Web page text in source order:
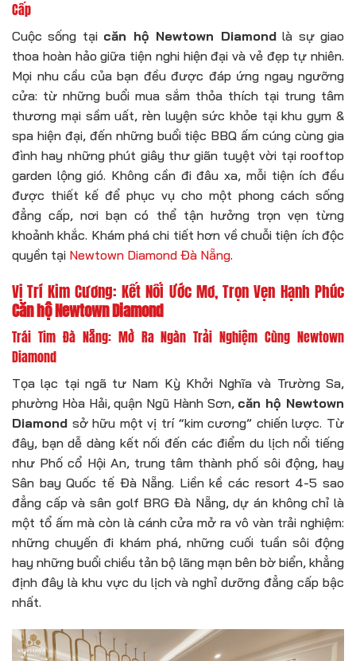
Cấp
Cuộc sống tại căn hộ Newtown Diamondlà sự giao
thoa hoàn hảo giữa tiện nghi hiện đại và vẻ đẹp tự nhiên.
Mọi nhu cầu của bạn đều được đáp ứng ngay ngưỡng
cửa: từ những buổi mua sắm thỏa thích tại trung tâm
thương mại sầm uất, rèn luyện sức khỏe tại khu gym &
spa hiện đại, đến những buổi tiệc BBQ ấm cúng cùng gia
đình hay những phút giây thư giãn tuyệt vời tại rooftop
garden lộng gió. Không cần đi đâu xa, mỗi tiện ích đều
được thiết kế để phục vụ cho một phong cách sống
đẳng cấp, nơi bạn có thể tận hưởng trọn vẹn từng
khoảnh khắc. Khám phá chi tiết hơn về chuỗi tiện ích độc
quyền tại Newtown Diamond Đà Nẵng.
Vị Trí Kim Cương: Kết Nối Ước Mơ, Trọn Vẹn Hạnh Phúc
Căn hộ Newtown Diamond
Trái Tim Đà Nẵng: Mở Ra Ngàn Trải Nghiệm Cùng Newtown
Diamond
Tọa lạc tại ngã tư Nam Kỳ Khởi Nghĩa và Trường Sa,
phường Hòa Hải, quận Ngũ Hành Sơn, căn hộ Newtown
Diamond sở hữu một vị trí “kim cương” chiến lược. Từ
đây, bạn dễ dàng kết nối đến các điểm du lịch nổi tiếng
như Phố cổ Hội An, trung tâm thành phố sôi động, hay
Sân bay Quốc tế Đà Nẵng. Liền kề các resort 4-5 sao
đẳng cấp và sân golf BRG Đà Nẵng, dự án không chỉ là
một tổ ấm mà còn là cánh cửa mở ra vô vàn trải nghiệm:
những chuyến đi khám phá, những cuối tuần sôi động
hay những buổi chiều tản bộ lãng mạn bên bờ biển, khẳng
định đây là khu vực du lịch và nghỉ dưỡng đẳng cấp bậc
nhất.